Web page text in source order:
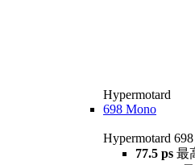
Hypermotard
698 Mono
Hypermotard
77.5 ps 最